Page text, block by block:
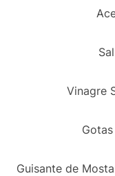
Vinagre
Guisante de